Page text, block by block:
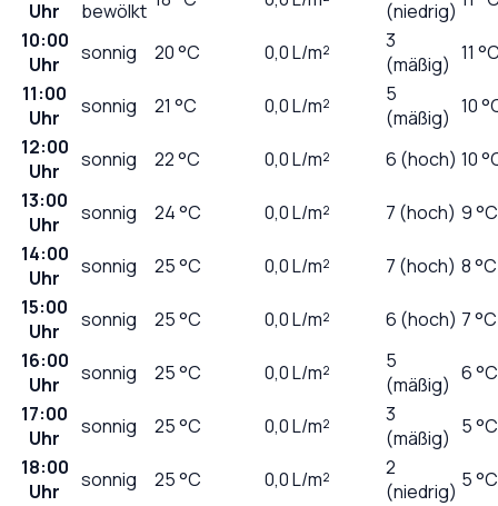
Uhr
bewölkt
(niedrig)
10:00
Uhr
sonnig 20°C 0,0L/m²
3
(mäßig) 11
11:00
Uhr
sonnig 21 °C 0,0L/m²
5
(mäßig) 10
12:00
Uhr
sonnig 22°C 0,0L/m² 6 (hoch) 10
13:00
Uhr
sonnig 24°C 0,0L/m² 7 (hoch) 9 °C
14:00
Uhr
sonnig 25°C 0,0L/m² 7 (hoch) 8 °C
15:00
Uhr
sonnig 25°C 0,0L/m² 6 (hoch) 7 °C
16:00
Uhr
sonnig 25°C 0,0L/m²
5
(mäßig) 6 °C
17:00
Uhr
sonnig 25°C 0,0L/m²
3
(mäßig) 5 °C
18:00
Uhr
sonnig 25°C 0,0L/m²
2
(niedrig) 5 °C